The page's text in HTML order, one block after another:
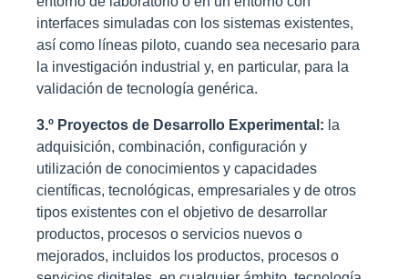
interfaces simuladas con los sistemas existentes,
así como líneas piloto, cuando sea necesario para
la investigación industrial y, en particular, para la
validación de tecnología genérica.
3.º Proyectos de Desarrollo Experimental: la
adquisición, combinación, configuración y
utilización de conocimientos y capacidades
científicas, tecnológicas, empresariales y de otros
tipos existentes con el objetivo de desarrollar
productos, procesos o servicios nuevos o
mejorados, incluidos los productos, procesos o